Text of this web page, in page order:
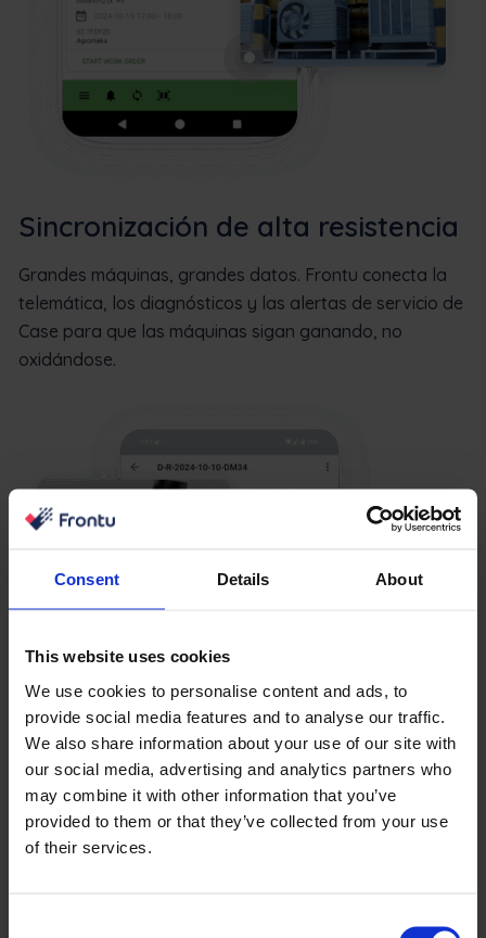
Consent Details About
This website uses cookies
We use cookies to personalise content and ads, to
provide social media features and to analyse our traffic.
We also share information about your use of our site with
our social media, advertising and analytics partners who
may combine it with other information that you’ve
provided to them or that they’ve collected from your use
of their services.
Sincronización de alta resistencia
Grandes máquinas, grandes datos. Frontu conecta la
telemática, los diagnósticos y las alertas de servicio de
Case para que las máquinas sigan ganando, no
oxidándose.